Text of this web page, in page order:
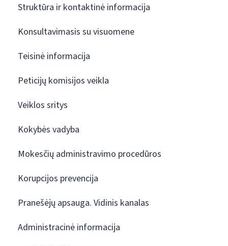
Struktūra ir kontaktinė informacija
Konsultavimasis su visuomene
Teisinė informacija
Peticijų komisijos veikla
Veiklos sritys
Kokybės vadyba
Mokesčių administravimo procedūros
Korupcijos prevencija
Pranešėjų apsauga. Vidinis kanalas
Administracinė informacija